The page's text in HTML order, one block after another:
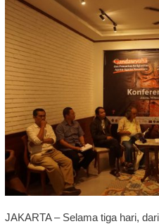
JAKARTA – Selama tiga hari,